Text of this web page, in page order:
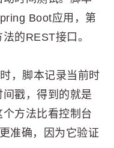
Boot应用，第
法的REST接口。
，脚本记录当前时
戳，得到的就是
方法比看控制台
准确，因为它验证